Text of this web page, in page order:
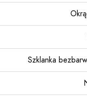
Szklanka